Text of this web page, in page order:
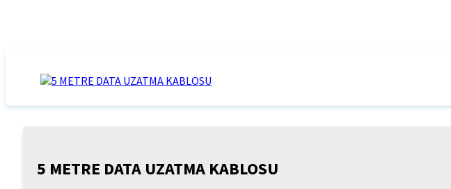
5 METRE DATA UZATMA KABLOSU